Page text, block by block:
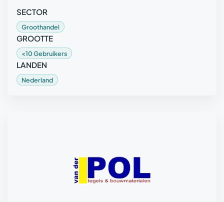
SECTOR
Groothandel
GROOTTE
<10 Gebruikers
LANDEN
Nederland